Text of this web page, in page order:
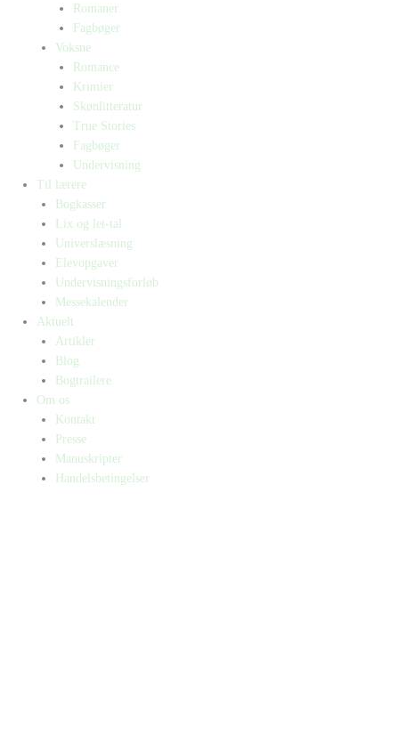
Romaner
Fagbøger
Voksne
Romance
Krimier
Skønlitteratur
True Stories
Fagbøger
Undervisning
Til lærere
Bogkasser
Lix og let-tal
Universlæsning
Elevopgaver
Undervisningsforløb
Messekalender
Aktuelt
Artikler
Blog
Bogtrailere
Om os
Kontakt
Presse
Manuskripter
Handelsbetingelser